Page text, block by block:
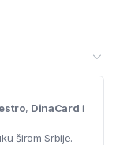
, DinaCard i
širom Srbije.